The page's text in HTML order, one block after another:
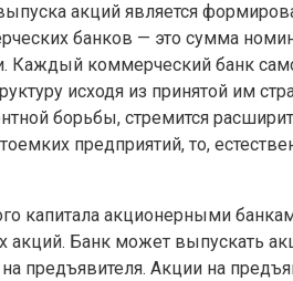
акций является
банков — это сумма
Каждый коммерческий банк
исходя из принятой им
борьбы, стремится
предприятий, то,
капитала акционерными
акций. Банк может выпускать
предъявителя. Акции на